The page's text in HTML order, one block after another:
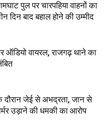
पुल पर चारपहिया वाहनों का
दिन बाद बहाल होने की उम्मीद
ऑडियो वायरल, राजगढ़ थाने का
दौरान जेई से अभद्रता, जान से
उड़ाने की धमकी का आरोप